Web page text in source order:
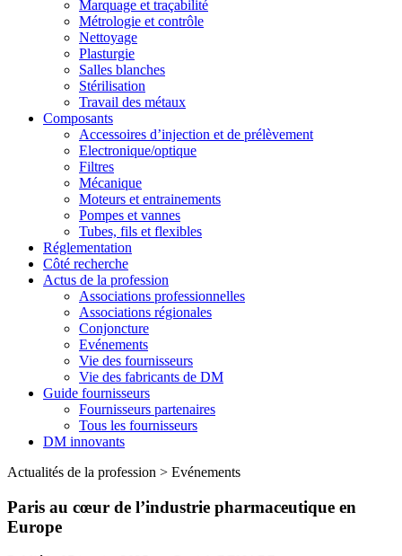
Marquage et traçabilité
Métrologie et contrôle
Nettoyage
Plasturgie
Salles blanches
Stérilisation
Travail des métaux
Composants
Accessoires d’injection et de prélèvement
Electronique/optique
Filtres
Mécanique
Moteurs et entrainements
Pompes et vannes
Tubes, fils et flexibles
Réglementation
Côté recherche
Actus de la profession
Associations professionnelles
Associations régionales
Conjoncture
Evénements
Vie des fournisseurs
Vie des fabricants de DM
Guide fournisseurs
Fournisseurs partenaires
Tous les fournisseurs
DM innovants
Actualités de la profession > Evénements
Paris au cœur de l’industrie pharmaceutique en
Europe